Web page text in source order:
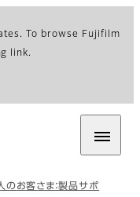
To browse Fujifilm
link.
のお客さま：製品サポ